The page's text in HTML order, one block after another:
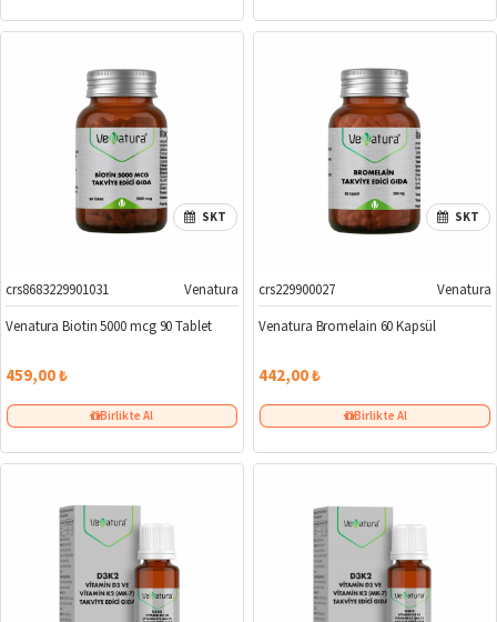
SKT
crs8683229901031
Venatura
Venatura Biotin 5000 mcg 90 Tablet
459,00 ₺
Birlikte Al
SKT
crs229900027
Venatura
Venatura Bromelain 60 Kapsül
442,00 ₺
Birlikte Al